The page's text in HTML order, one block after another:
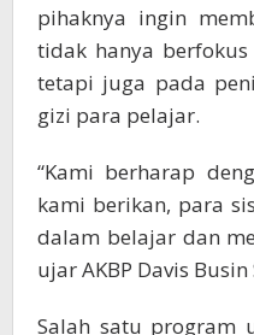
pihaknya ingin
tidak hanya
tetapi juga pada
gizi para pelajar.
“Kami berharap
kami berikan, para
dalam belajar dan
ujar AKBP Davis Busin
Salah satu program